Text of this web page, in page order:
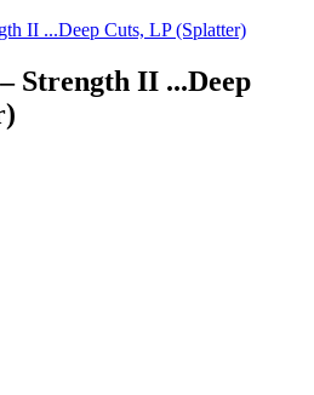
Strength II ...Deep